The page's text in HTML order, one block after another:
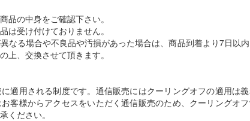
品の中身をご確認下さい。
は受け付けておりません。
なる場合や不良品や汚損があった場合は、商品到着より7日以
上、交換させて頂きます。
に適用される制度です。通信販売にはクーリングオフの適用は
客様からアクセスをいただく通信販売のため、クーリングオ
ください。